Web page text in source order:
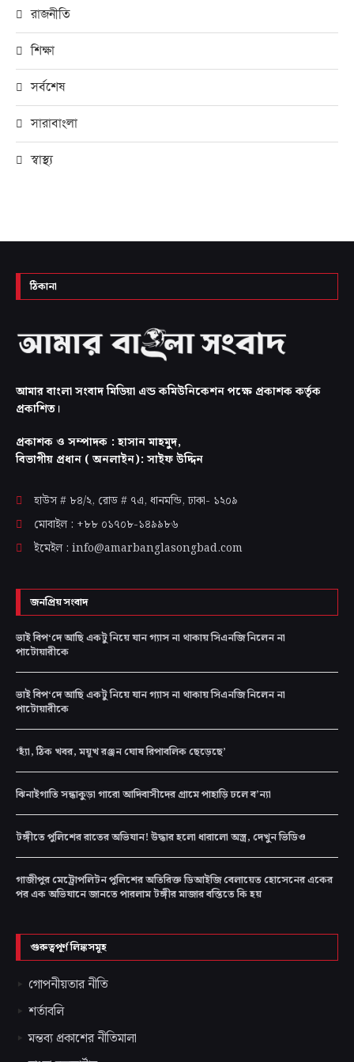
রাজনীতি
শিক্ষা
সর্বশেষ
সারাবাংলা
স্বাস্থ্য
ঠিকানা
আমার বাংলা সংবাদ মিডিয়া এন্ড কমিউনিকেশন পক্ষে প্রকাশক কর্তৃক
প্রকাশিত।
প্রকাশক ও সম্পাদক : হাসান মাহমুদ,
বিভাগীয় প্রধান ( অনলাইন): সাইফ উদ্দিন
হাউস # ৮৪/২, রোড # ৭এ, ধানমন্ডি, ঢাকা- ১২০৯
মোবাইল : +৮৮ ০১৭০৮-১৪৯৯৮৬
ইমেইল : info@amarbanglasongbad.com
জনপ্রিয় সংবাদ
ভাই বিপ‘দে আছি একটু নিয়ে যান গ্যাস না থাকায় সিএনজি নিলেন না
পাটোয়ারীকে
ভাই বিপ‘দে আছি একটু নিয়ে যান গ্যাস না থাকায় সিএনজি নিলেন না
পাটোয়ারীকে
‘হ্যাঁ, ঠিক খবর, ময়ূখ রঞ্জন ঘোষ রিপাবলিক ছেড়েছে’
ঝিনাইগাতি সন্ধাকুড়া গারো আদিবাসীদের গ্রামে পাহাড়ি ঢলে ব’ন্যা
টঙ্গীতে পুলিশের রাতের অভিযান! উদ্ধার হলো ধারালো অস্ত্র, দেখুন ভিডিও
গাজীপুর মেট্রোপলিটন পুলিশের অতিরিক্ত ডিআইজি বেলায়েত হোসেনের একের
পর এক অভিযানে জানতে পারলাম টঙ্গীর মাজার বস্তিতে কি হয়
গুরুত্বপূর্ণ লিঙ্কসমূহ
গোপনীয়তার নীতি
শর্তাবলি
মন্তব্য প্রকাশের নীতিমালা